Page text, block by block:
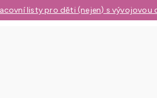
listy pro děti (nejen) s vývojovou